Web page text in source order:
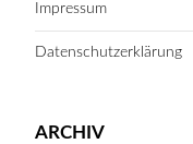
Impressum
Datenschutzerklärung
ARCHIV